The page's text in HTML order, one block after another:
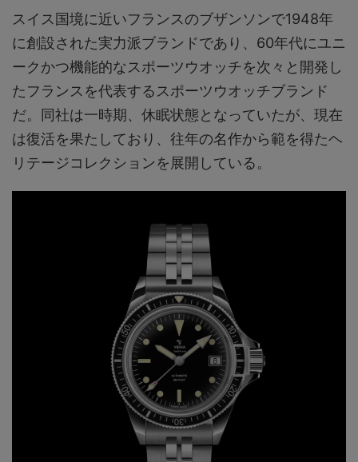
スイス国境に近いフランスのブザンソンで1948年
に創設された実力派ブランドであり、60年代にユニ
ークかつ機能的なスポーツウオッチを次々と開発し
たフランスを代表するスポーツウオッチブランド
だ。同社は一時期、休眠状態となっていたが、現在
は復活を果たしており、往年の名作から範を得たヘ
リテージコレクションを展開している。